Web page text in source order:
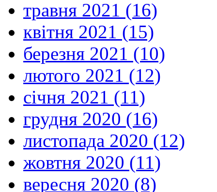
травня 2021 (16)
квітня 2021 (15)
березня 2021 (10)
лютого 2021 (12)
січня 2021 (11)
грудня 2020 (16)
листопада 2020 (12)
жовтня 2020 (11)
вересня 2020 (8)